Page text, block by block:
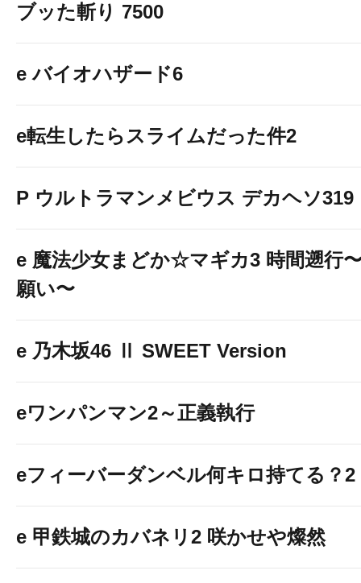
ブッた斬り 7500
e バイオハザード6
e転生したらスライムだった件2
P ウルトラマンメビウス デカヘソ319
e 魔法少女まどか☆マギカ3 時間遡行
願い〜
e 乃木坂46 Ⅱ SWEET Version
eワンパンマン2～正義執行
eフィーバーダンベル何キロ持てる？2
e 甲鉄城のカバネリ2 咲かせや燦然